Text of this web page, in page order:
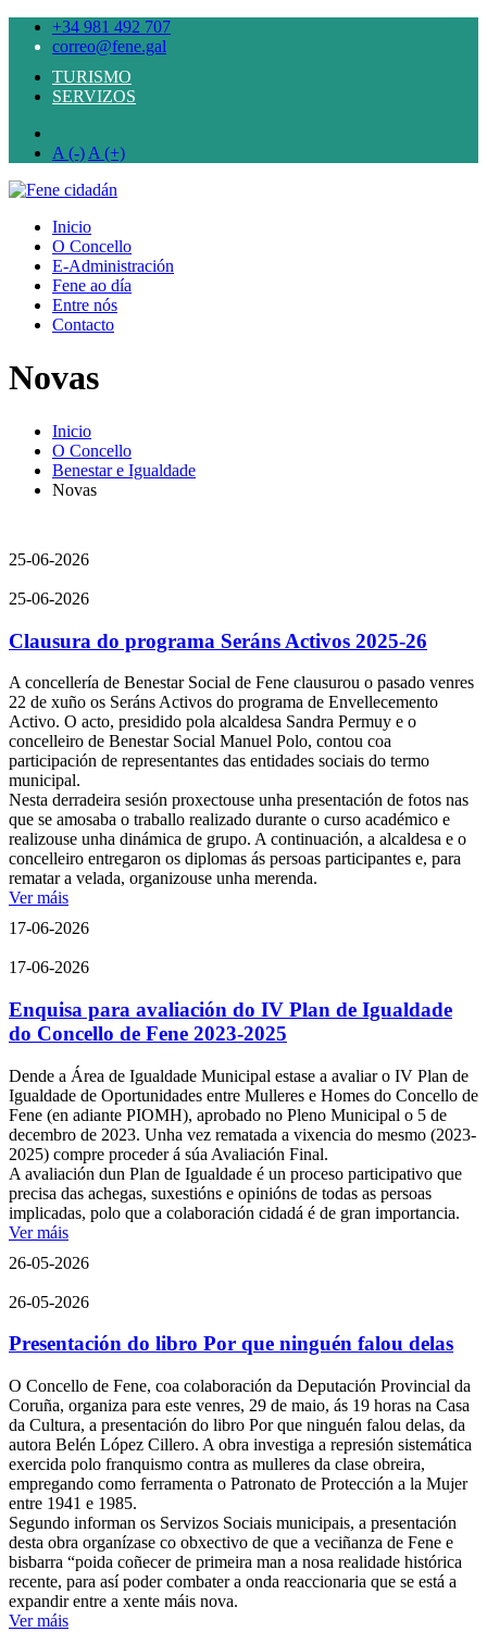
+34 981 492 707
correo@fene.gal
TURISMO
SERVIZOS
A (-) A (+)
Inicio
O Concello
E-Administración
Fene ao día
Entre nós
Contacto
Novas
Inicio
O Concello
Benestar e Igualdade
Novas
25-06-2026
25-06-2026
Clausura do programa Seráns Activos 2025-26
A concellería de Benestar Social de Fene clausurou o pasado venres
22 de xuño os Seráns Activos do programa de Envellecemento
Activo. O acto, presidido pola alcaldesa Sandra Permuy e o
concelleiro de Benestar Social Manuel Polo, contou coa
participación de representantes das entidades sociais do termo
municipal.
Nesta derradeira sesión proxectouse unha presentación de fotos nas
que se amosaba o traballo realizado durante o curso académico e
realizouse unha dinámica de grupo. A continuación, a alcaldesa e o
concelleiro entregaron os diplomas ás persoas participantes e, para
rematar a velada, organizouse unha merenda.
Ver máis
17-06-2026
17-06-2026
Enquisa para avaliación do IV Plan de Igualdade
do Concello de Fene 2023-2025
Dende a Área de Igualdade Municipal estase a avaliar o IV Plan de
Igualdade de Oportunidades entre Mulleres e Homes do Concello de
Fene (en adiante PIOMH), aprobado no Pleno Municipal o 5 de
decembro de 2023. Unha vez rematada a vixencia do mesmo (2023-
2025) compre proceder á súa Avaliación Final.
A avaliación dun Plan de Igualdade é un proceso participativo que
precisa das achegas, suxestións e opinións de todas as persoas
implicadas, polo que a colaboración cidadá é de gran importancia.
Ver máis
26-05-2026
26-05-2026
Presentación do libro Por que ninguén falou delas
O Concello de Fene, coa colaboración da Deputación Provincial da
Coruña, organiza para este venres, 29 de maio, ás 19 horas na Casa
da Cultura, a presentación do libro Por que ninguén falou delas, da
autora Belén López Cillero. A obra investiga a represión sistemática
exercida polo franquismo contra as mulleres da clase obreira,
empregando como ferramenta o Patronato de Protección a la Mujer
entre 1941 e 1985.
Segundo informan os Servizos Sociais municipais, a presentación
desta obra organízase co obxectivo de que a veciñanza de Fene e
bisbarra “poida coñecer de primeira man a nosa realidade histórica
recente, para así poder combater a onda reaccionaria que se está a
expandir entre a xente máis nova.
Ver máis